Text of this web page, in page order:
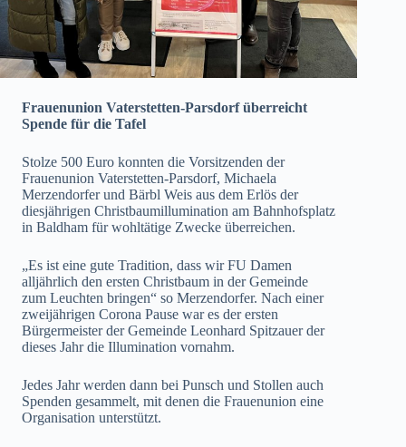
Frauenunion Vaterstetten-Parsdorf überreicht
Spende für die Tafel
Stolze 500 Euro konnten die Vorsitzenden der
Frauenunion Vaterstetten-Parsdorf, Michaela
Merzendorfer und Bärbl Weis aus dem Erlös der
diesjährigen Christbaumillumination am Bahnhofsplatz
in Baldham für wohltätige Zwecke überreichen.
„Es ist eine gute Tradition, dass wir FU Damen
alljährlich den ersten Christbaum in der Gemeinde
zum Leuchten bringen“ so Merzendorfer. Nach einer
zweijährigen Corona Pause war es der ersten
Bürgermeister der Gemeinde Leonhard Spitzauer der
dieses Jahr die Illumination vornahm.
Jedes Jahr werden dann bei Punsch und Stollen auch
Spenden gesammelt, mit denen die Frauenunion eine
Organisation unterstützt.